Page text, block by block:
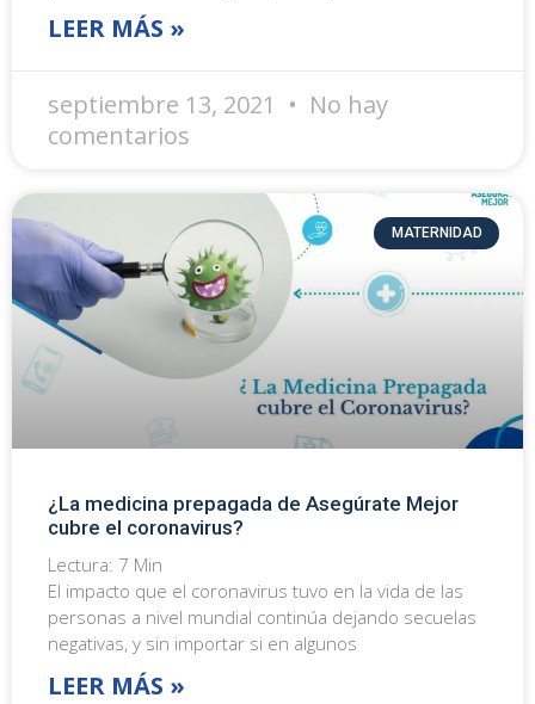
LEER MÁS »
septiembre 13, 2021
No hay
comentarios
MATERNIDAD
¿La medicina prepagada de Asegúrate Mejor
cubre el coronavirus?
Lectura: 7 Min
El impacto que el coronavirus tuvo en la vida de las
personas a nivel mundial continúa dejando secuelas
negativas, y sin importar si en algunos
LEER MÁS »